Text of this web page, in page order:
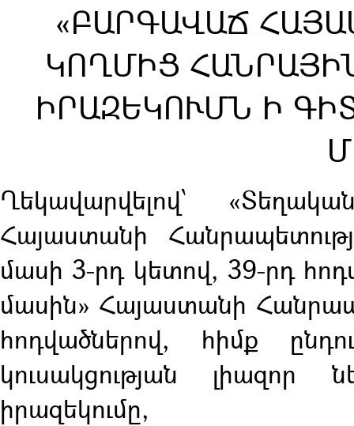
«ԲԱՐԳԱՎԱՃ
ԿՈՂՄԻՑ
ԻՐԱԶԵԿՈՒՄՆ Ի
Ղեկավարվելով՝
Հայաստանի
մասի 3-րդ կետով, 39-րդ
մասին» Հայաստանի
հոդվածներով, հիմք
կուսակցության լիազոր
իրազեկումը,